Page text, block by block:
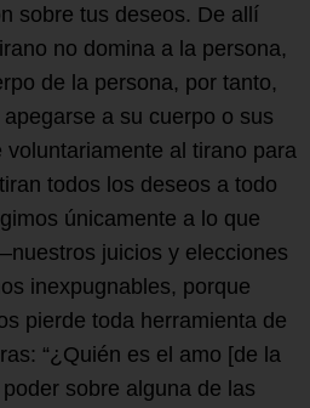
sobre tus deseos. De allí
no domina a la persona,
de la persona, por tanto,
a su cuerpo o sus
al tirano para
todos los deseos a todo
únicamente a lo que
juicios y elecciones
inexpugnables, porque
pierde toda herramienta de
“¿Quién es el amo [de la
sobre alguna de las